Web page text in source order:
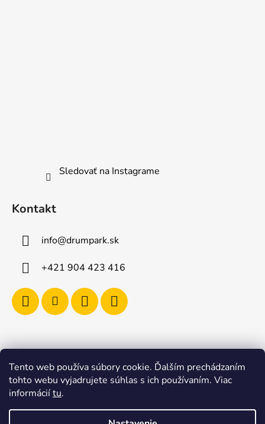
Tento web používa súbory cookie. Ďalším prechádzaním
tohto webu vyjadrujete súhlas s ich používaním. Viac
informáciítu.
Sledovať na Instagrame
Kontakt
info@drumpark.sk
+421 904 423 416
Navštívte aj e-shop s etnickými hudobnými nástrojmi
Drumbla.sk |
Tento web upravil onRock Design – Upravíme a
naplníme váš e-shop